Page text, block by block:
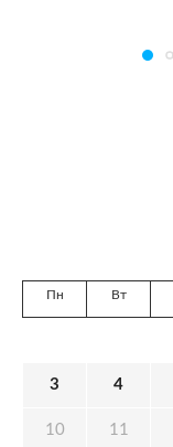
Пн Вт
3 4
10 11